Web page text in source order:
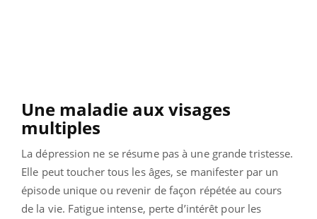
Une maladie aux visages
multiples
La dépression ne se résume pas à une grande tristesse.
Elle peut toucher tous les âges, se manifester par un
épisode unique ou revenir de façon répétée au cours
de la vie. Fatigue intense, perte d’intérêt pour les